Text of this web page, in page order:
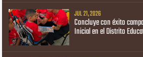
JUL 21, 2026
Concluye con éxito
Inicial en el Distrito